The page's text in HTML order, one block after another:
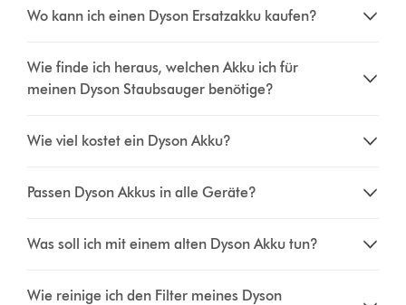
Wo kann ich einen Dyson Ersatzakku kaufen?
Wie finde ich heraus, welchen Akku ich für
meinen Dyson Staubsauger benötige?
Wie viel kostet ein Dyson Akku?
Passen Dyson Akkus in alle Geräte?
Was soll ich mit einem alten Dyson Akku tun?
Wie reinige ich den Filter meines Dyson